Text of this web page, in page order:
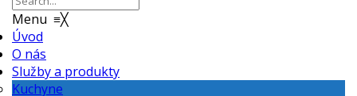
Menu ≡╳
Úvod
O nás
Služby a produkty
Kuchyne